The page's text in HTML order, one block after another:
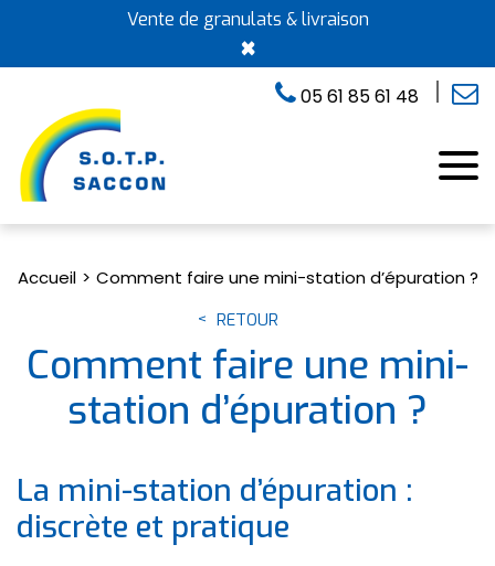
Vente de granulats & livraison
×
05 61 85 61 48
Accueil Comment faire une mini-station d’épuration ?
RETOUR
Comment faire une mini-
station d’épuration ?
La mini-station d’épuration :
discrète et pratique